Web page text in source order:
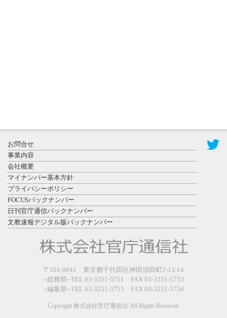
秋田大に設
置されたフ
ォトスポッ
2026年7月31
日更新
た東北大植
お問合せ
事業内容
会社概要
マイナンバー基本方針
プライバシーポリシー
FOCUSバックナンバー
日刊官庁通信バックナンバー
文教速報デジタル版バックナンバー
〒101-0041 東京都千代田区神田須田町2-13-14
--総務部--TEL 03-3251-5751 FAX 03-3251-5753
--編集部--TEL 03-3251-5755 FAX 03-3251-5754
Copyright 株式会社官庁通信社 All Rights Reserved.